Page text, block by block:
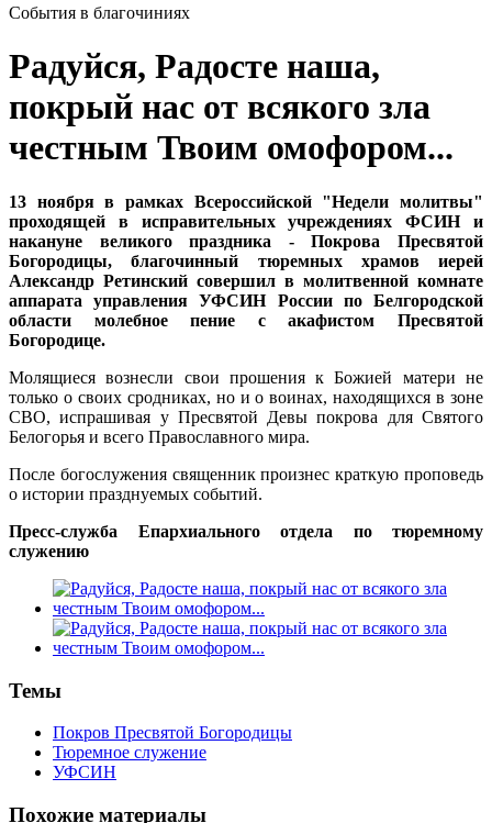
События в благочиниях
Радуйся, Радосте наша,
покрый нас от всякого зла
честным Твоим омофором...
13 ноября в рамках Всероссийской "Недели молитвы"
проходящей в исправительных учреждениях ФСИН и
накануне великого праздника - Покрова Пресвятой
Богородицы, благочинный тюремных храмов иерей
Александр Ретинский совершил в молитвенной комнате
аппарата управления УФСИН России по Белгородской
области молебное пение с акафистом Пресвятой
Богородице.
Молящиеся вознесли свои прошения к Божией матери не
только о своих сродниках, но и о воинах, находящихся в зоне
СВО, испрашивая у Пресвятой Девы покрова для Святого
Белогорья и всего Православного мира.
После богослужения священник произнес краткую проповедь
о истории празднуемых событий.
Пресс-служба Епархиального отдела по тюремному
служению
Темы
Покров Пресвятой Богородицы
Тюремное служение
УФСИН
Похожие материалы